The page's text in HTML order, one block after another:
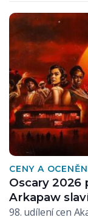
CENY A
Oscary 2026
Arkapaw
98. udílení cen